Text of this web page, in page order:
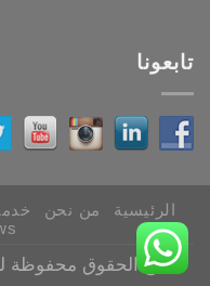
تابعونا
الرئيسية من نحن
جميع الحقوق محفوظة